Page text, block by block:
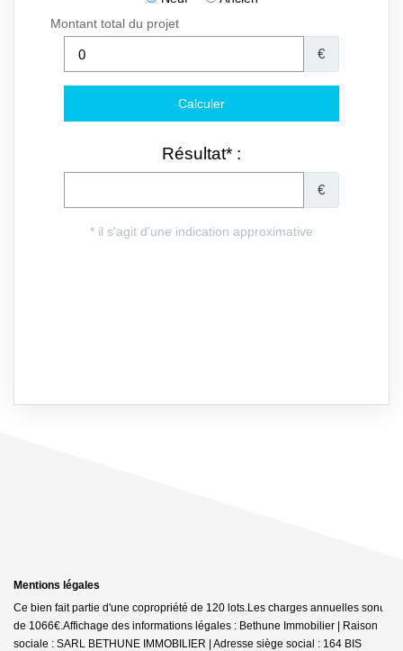
Mentions légales
Ce bien fait partie d'une copropriété de 120 lots.Les charges annuelles sont
de 1066€.Affichage des informations légales : Bethune Immobilier | Raison
sociale : SARL BETHUNE IMMOBILIER | Adresse siège social : 164 BIS